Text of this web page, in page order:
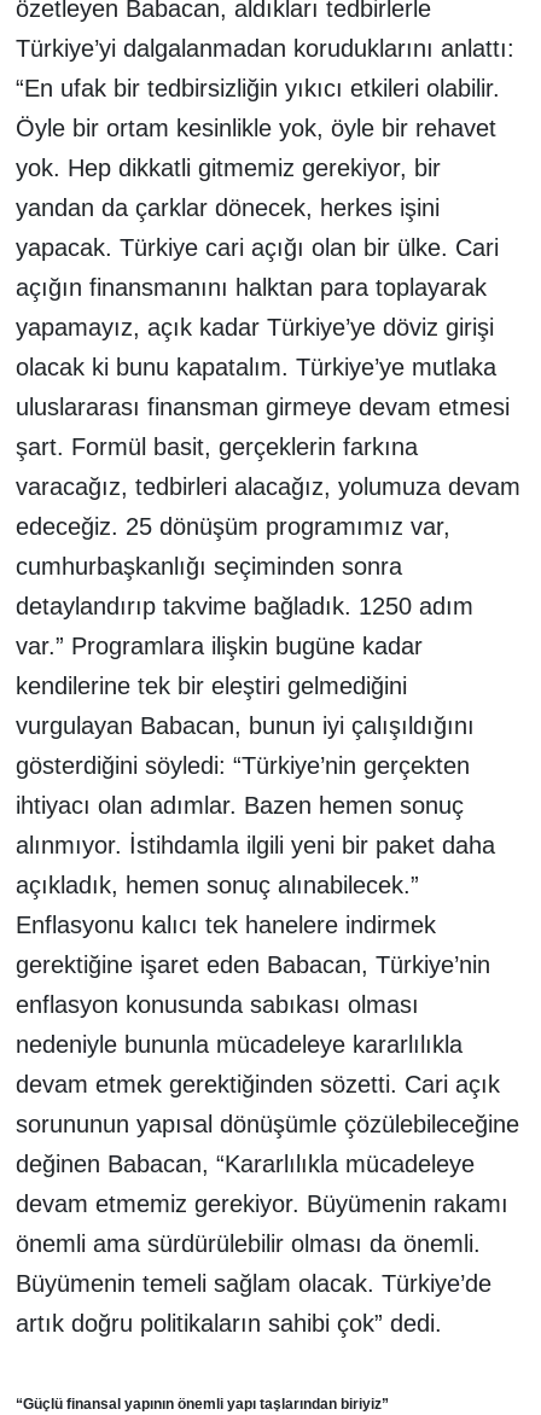
özetleyen Babacan, aldıkları tedbirlerle
Türkiye’yi dalgalanmadan koruduklarını anlattı:
“En ufak bir tedbirsizliğin yıkıcı etkileri olabilir.
Öyle bir ortam kesinlikle yok, öyle bir rehavet
yok. Hep dikkatli gitmemiz gerekiyor, bir
yandan da çarklar dönecek, herkes işini
yapacak. Türkiye cari açığı olan bir ülke. Cari
açığın finansmanını halktan para toplayarak
yapamayız, açık kadar Türkiye’ye döviz girişi
olacak ki bunu kapatalım. Türkiye’ye mutlaka
uluslararası finansman girmeye devam etmesi
şart. Formül basit, gerçeklerin farkına
varacağız, tedbirleri alacağız, yolumuza devam
edeceğiz. 25 dönüşüm programımız var,
cumhurbaşkanlığı seçiminden sonra
detaylandırıp takvime bağladık. 1250 adım
var.” Programlara ilişkin bugüne kadar
kendilerine tek bir eleştiri gelmediğini
vurgulayan Babacan, bunun iyi çalışıldığını
gösterdiğini söyledi: “Türkiye’nin gerçekten
ihtiyacı olan adımlar. Bazen hemen sonuç
alınmıyor. İstihdamla ilgili yeni bir paket daha
açıkladık, hemen sonuç alınabilecek.”
Enflasyonu kalıcı tek hanelere indirmek
gerektiğine işaret eden Babacan, Türkiye’nin
enflasyon konusunda sabıkası olması
nedeniyle bununla mücadeleye kararlılıkla
devam etmek gerektiğinden sözetti. Cari açık
sorununun yapısal dönüşümle çözülebileceğine
değinen Babacan, “Kararlılıkla mücadeleye
devam etmemiz gerekiyor. Büyümenin rakamı
önemli ama sürdürülebilir olması da önemli.
Büyümenin temeli sağlam olacak. Türkiye’de
artık doğru politikaların sahibi çok” dedi.
“Güçlü finansal yapının önemli yapı taşlarından biriyiz”